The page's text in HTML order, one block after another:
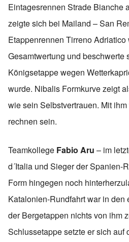
Eintagesrennen Strade Bianche
zeigte sich bei Mailand – San
Etappenrennen Tirreno
Gesamtwertung und beschwerte
Königsetappe wegen
wurde. Nibalis Formkurve zeigt
wie sein Selbstvertrauen. Mit
rechnen sein.
Teamkollege Fabio Aru – im
d´Italia und Sieger der Spanien-
Form hingegen noch
Katalonien-Rundfahrt war in
der Bergetappen nichts von ihm
Schlussetappe setzte er sich auf